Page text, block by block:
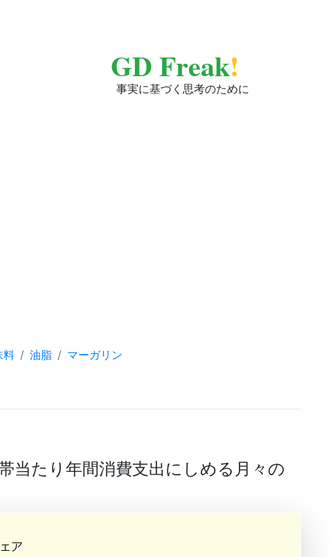
GD Freak!
事実に基づく思考のために
料 油脂 マーガリン
当たり年間消費支出にしめる月々の